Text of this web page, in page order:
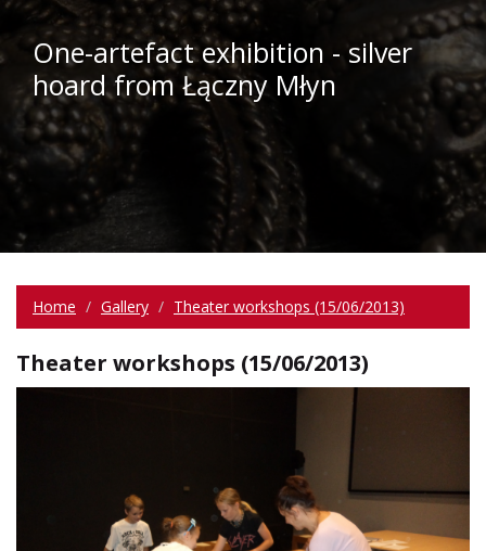
One-artefact exhibition - silver
hoard from Łączny Młyn
Home Gallery Theater workshops (15/06/2013)
Theater workshops (15/06/2013)